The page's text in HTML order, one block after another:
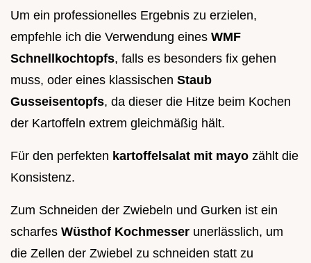
Um ein professionelles Ergebnis zu erzielen,
empfehle ich die Verwendung eines WMF
Schnellkochtopfs, falls es besonders fix gehen
muss, oder eines klassischen Staub
Gusseisentopfs, da dieser die Hitze beim Kochen
der Kartoffeln extrem gleichmäßig hält.
Für den perfekten kartoffelsalat mit mayo zählt die
Konsistenz.
Zum Schneiden der Zwiebeln und Gurken ist ein
scharfes Wüsthof Kochmesser unerlässlich, um
die Zellen der Zwiebel zu schneiden statt zu